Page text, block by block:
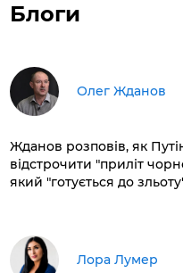
Блоги
Олег Жданов
Жданов розповів, як
відстрочити "приліт
який "готується до
​Лора Лумер